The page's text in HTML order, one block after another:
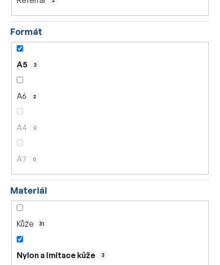
Formát
A5 3
A6 2
A4 0
A7 0
Materiál
Kůže 31
Nylon a imitace kůže 3